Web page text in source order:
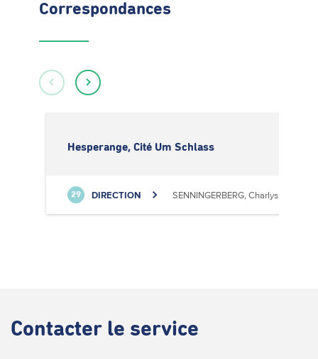
Correspondances
Hesperange, Cité Um Schlass
29 DIRECTION SENNINGERBERG, Charlys Statioun
Contacter le service